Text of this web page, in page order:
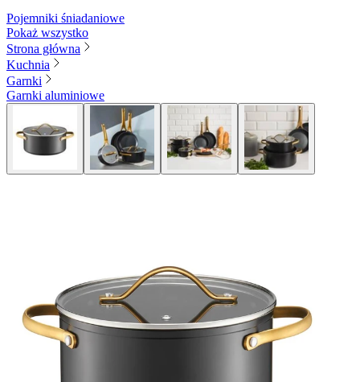
Pojemniki śniadaniowe
Pokaż wszystko
Strona główna
Kuchnia
Garnki
Garnki aluminiowe